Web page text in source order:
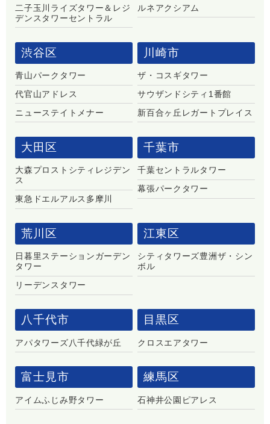
二子玉川ライズタワー＆レジ
デンスタワーセントラル
ルネアクシアム
渋谷区
青山パークタワー
代官山アドレス
ニューステイトメナー
川崎市
ザ・コスギタワー
サウザンドシティ1番館
新百合ヶ丘レガートプレイス
大田区
大森プロストシティレジデン
ス
東急ドエルアルス多摩川
千葉市
千葉セントラルタワー
幕張パークタワー
荒川区
日暮里ステーションガーデン
タワー
リーデンスタワー
江東区
シティタワーズ豊洲ザ・シン
ボル
八千代市
アパタワーズ八千代緑が丘
目黒区
クロスエアタワー
富士見市
アイムふじみ野タワー
練馬区
石神井公園ピアレス